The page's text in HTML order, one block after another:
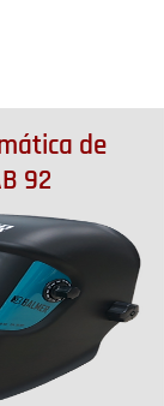
de
92